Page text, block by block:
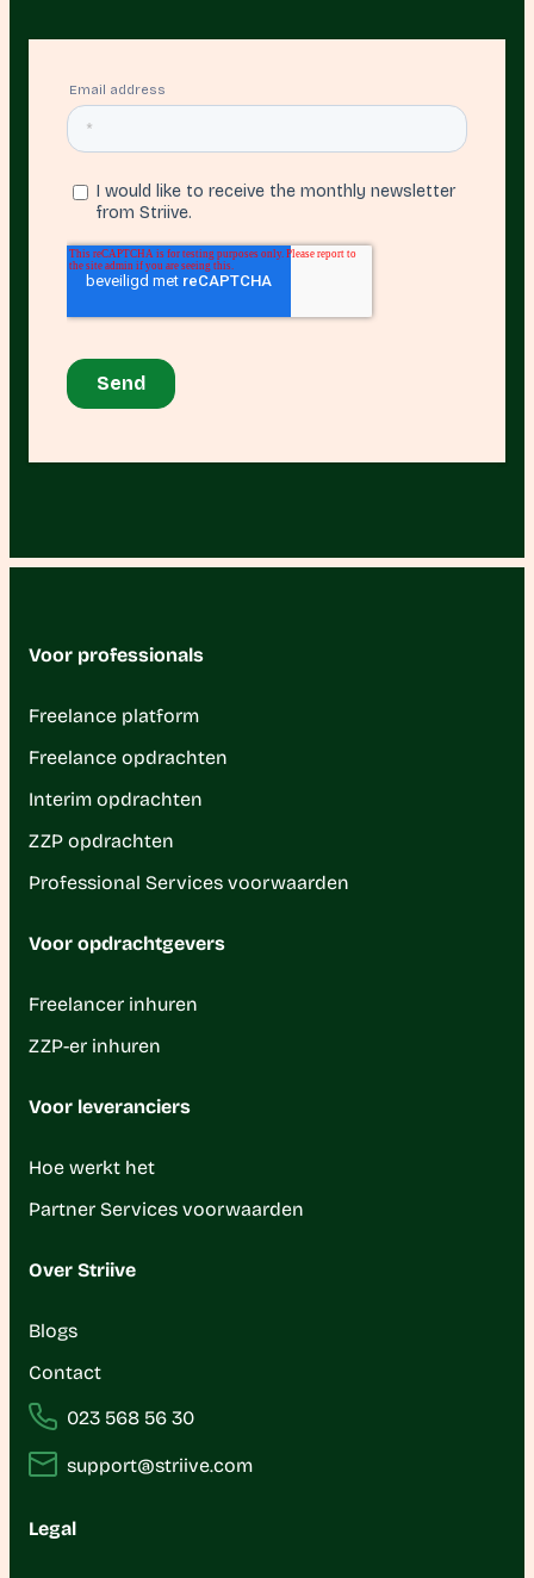
Voor professionals
Freelance platform
Freelance opdrachten
Interim opdrachten
ZZP opdrachten
Professional Services voorwaarden
Voor opdrachtgevers
Freelancer inhuren
ZZP-er inhuren
Voor leveranciers
Hoe werkt het
Partner Services voorwaarden
Over Striive
Blogs
Contact
023 568 56 30
support@striive.com
Legal